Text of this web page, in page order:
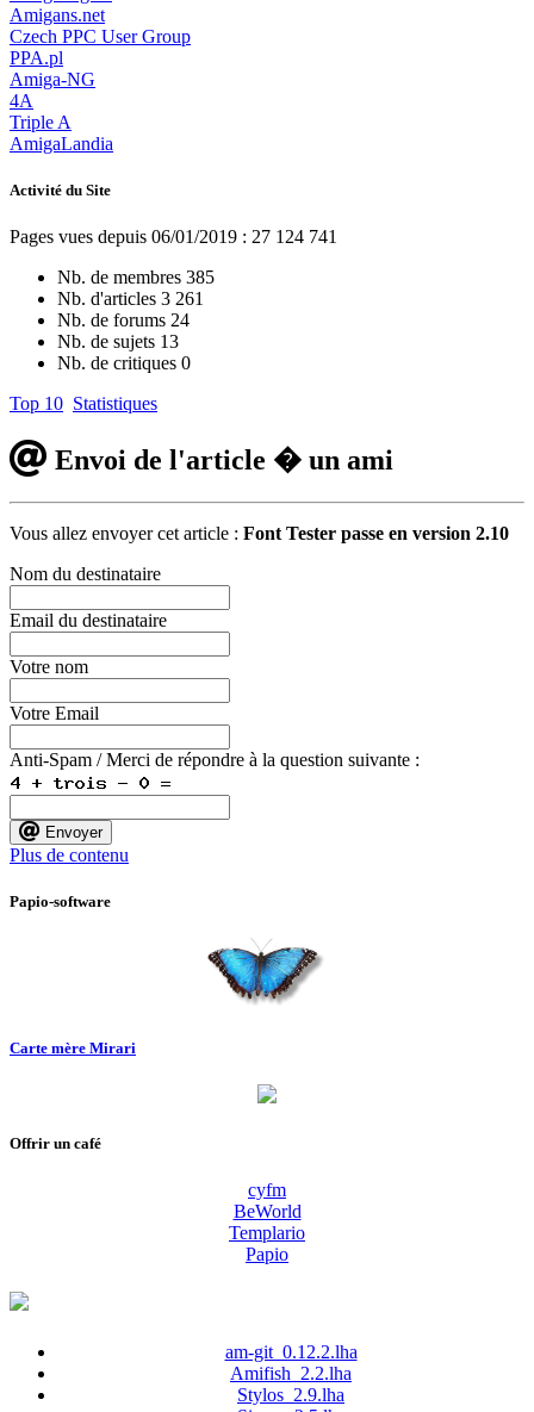
Amigans.net
Czech PPC User Group
PPA.pl
Amiga-NG
4A
Triple A
AmigaLandia
Activité du Site
Pages vues depuis 06/01/2019 : 27 124 741
Nb. de membres 385
Nb. d'articles 3 261
Nb. de forums 24
Nb. de sujets 13
Nb. de critiques 0
Top 10 Statistiques
Envoi de l'article � un ami
Vous allez envoyer cet article : Font Tester passe en version 2.10
Nom du destinataire
Email du destinataire
Votre nom
Votre Email
Anti-Spam / Merci de répondre à la question suivante :
Envoyer
Plus de contenu
Papio-software
Carte mère Mirari
Offrir un café
cyfm
BeWorld
Templario
Papio
am-git_0.12.2.lha
Amifish_2.2.lha
Stylos_2.9.lha